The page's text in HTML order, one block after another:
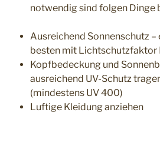
notwendig sind folgen Dinge
Ausreichend Sonnenschutz –
besten mit Lichtschutzfaktor
Kopfbedeckung und
ausreichend UV-Schutz
(mindestens UV 400)
Luftige Kleidung anziehen